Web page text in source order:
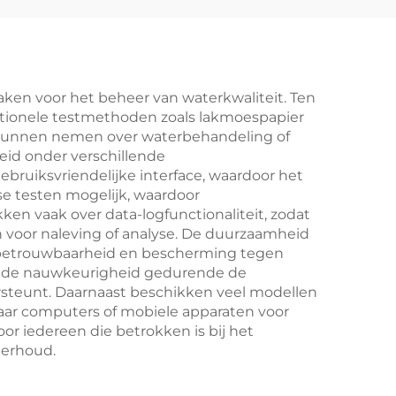
voor het beheer van waterkwaliteit. Ten
testmethoden zoals lakmoespapier
nemen over waterbehandeling of
onder verschillende
interface, waardoor het
testen mogelijk, waardoor
vaak over data-logfunctionaliteit, zodat
naleving of analyse. De duurzaamheid
en bescherming tegen
nauwkeurigheid gedurende de
Daarnaast beschikken veel modellen
computers of mobiele apparaten voor
iedereen die betrokken is bij het